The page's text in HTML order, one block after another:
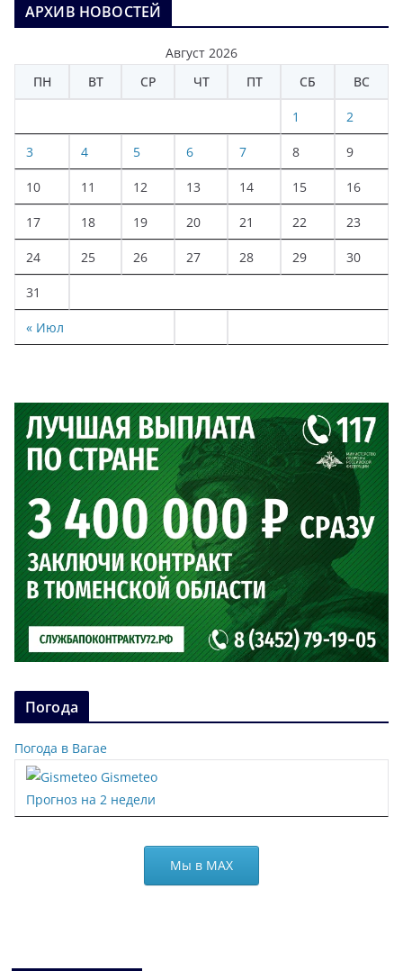
АРХИВ НОВОСТЕЙ
Август 2026
ПН
ВТ СР ЧТ ПТ СБ ВС
« Июл
1 2
3 4 5 6 7 8 9
10 11 12 13 14 15 16
17 18 19 20 21 22 23
24 25 26 27 28 29 30
31
Погода
Погода в Вагае
Gismeteo
Прогноз на 2 недели
Мы в МАХ